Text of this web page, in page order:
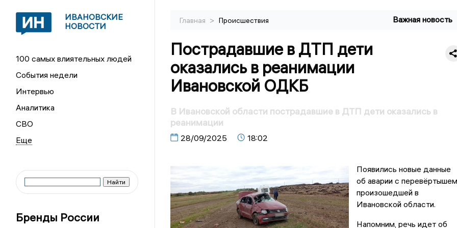
ИВАНОВСКИЕ
НОВОСТИ
100 самых влиятельных людей
События недели
Интервью
Аналитика
СВО
Бренды России
Главная > Происшествия Важная новость
Пострадавшие в ДТП дети
оказались в реанимации
Ивановской ОДКБ
В Ивановской области пострадавшие в ДТП дети оказались в
реанимации
28/09/2025 18:02
Появились новые данные
об аварии с
произошедшей в
Ивановской области.
Напомним, речь идет об